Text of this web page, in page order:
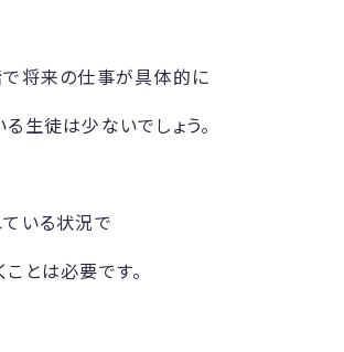
で将来の仕事が具体的に
生徒は少ないでしょう。
いる状況で
とは必要です。